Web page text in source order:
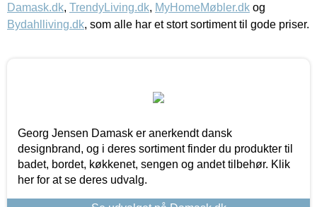
Damask.dk, TrendyLiving.dk, MyHomeMøbler.dk og
Bydahlliving.dk, som alle har et stort sortiment til gode priser.
Georg Jensen Damask er anerkendt dansk
designbrand, og i deres sortiment finder du produkter til
badet, bordet, køkkenet, sengen og andet tilbehør. Klik
her for at se deres udvalg.